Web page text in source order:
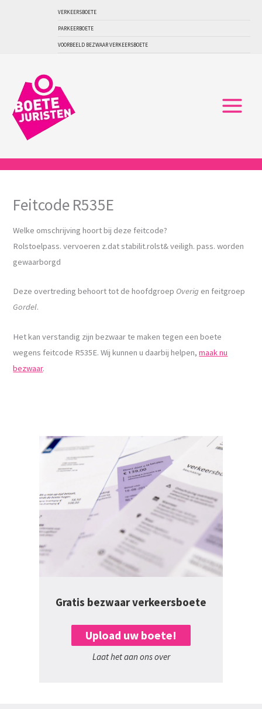
VERKEERSBOETE
PARKEERBOETE
VOORBEELD BEZWAAR VERKEERSBOETE
Feitcode R535E
Welke omschrijving hoort bij deze feitcode?
Rolstoelpass. vervoeren z.dat stabilit.rolst& veiligh. pass. worden
gewaarborgd
Deze overtreding behoort tot de hoofdgroep Overig en feitgroep
Gordel.
Het kan verstandig zijn bezwaar te maken tegen een boete
wegens feitcode R535E. Wij kunnen u daarbij helpen,maak nu
bezwaar.
Gratis bezwaar verkeersboete
Upload uw boete!
Laat het aan ons over